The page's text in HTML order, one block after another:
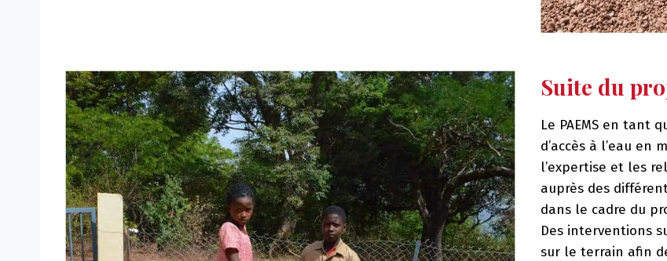
Suite du
Le PAEMS en tant
d’accès à l’eau
l’expertise et les
auprès des
dans le cadre du
Des interventions
sur le terrain afin